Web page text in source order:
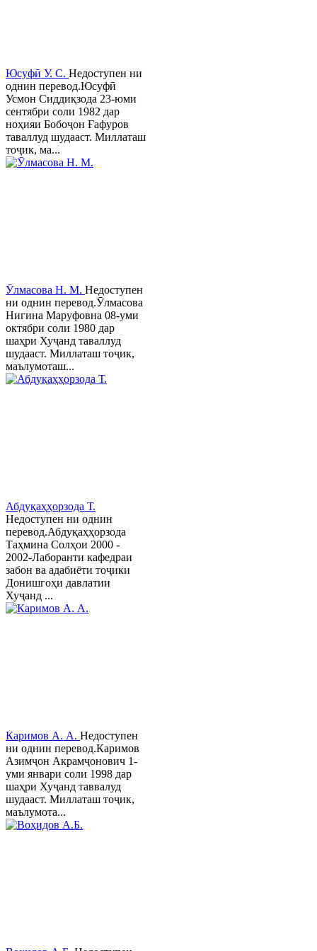
Юсуфӣ У. C. Недоступен ни
однин перевод.Юсуфӣ
Усмон Сиддиқзода 23-юми
сентябри соли 1982 дар
ноҳияи Бобоҷон Ғафуров
таваллуд шудааст. Миллаташ
тоҷик, ма...
Ӯлмасова Н. М. Недоступен
ни однин перевод.Ӯлмасова
Нигина Маруфовна 08-уми
октябри соли 1980 дар
шаҳри Хуҷанд таваллуд
шудааст. Миллаташ тоҷик,
маълумоташ...
Абдуқаҳҳорзода Т.
Недоступен ни однин
перевод.Абдуқаҳҳорзода
Таҳмина Солҳои 2000 -
2002-Лаборанти кафедраи
забон ва адабиёти тоҷики
Донишгоҳи давлатии
Хуҷанд ...
Каримов А. А. Недоступен
ни однин перевод.Каримов
Азимҷон Акрамҷонович 1-
уми январи соли 1998 дар
шаҳри Хуҷанд таввалуд
шудааст. Миллаташ тоҷик,
маълумота...